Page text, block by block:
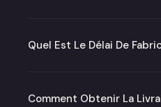
seul ou avec cadre
Quel Est Le Délai De
livraison.
Comment Obtenir La